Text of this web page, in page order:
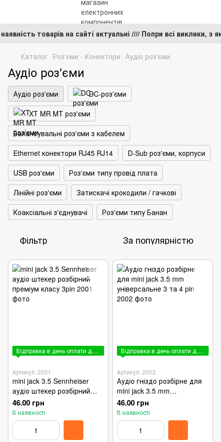
товарів на сайті актуальні //// Попри всі
Каталог Роз'єми - Конектори Аудіо роз'єми
Аудіо роз'єми
Аудіо роз'єми
DC-роз'єми
XT MR MT роз'єми
Балансувальні роз'єми з кабелем
Ethernet конектори RJ45 RJ14
D-Sub роз'єми, корпуси
USB роз'єми
Роз'єми типу провід плата
Лінійні роз'єми
Затискачі крокодили / гачкові
Коаксіальні з'єднувачі
Роз'єми типу Банан
Фільтр За популярністю
Відправка в день оплати до 15:00
Артикул: 2001
mini jack 3.5 Sennheiser
аудіо штекер розбірний
преміум класу 3pin
46.00 грн
В наявності
Відправка в день оплати до 15:00
Артикул: 2002
Аудіо гніздо розбірне для
mini jack 3.5 mm
універсальне 3 та 4 pin
46.00 грн
В наявності